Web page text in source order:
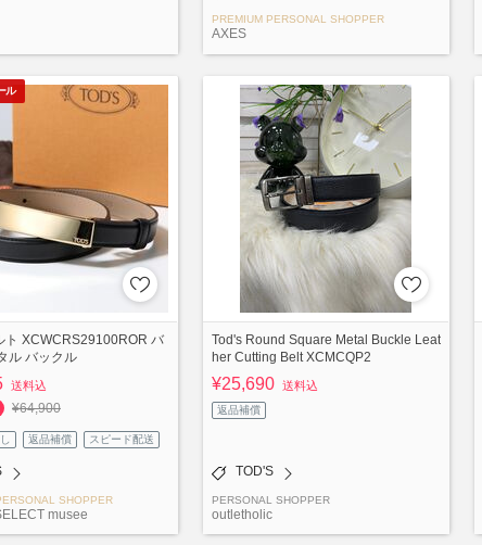
PREMIUM PERSONAL SHOPPER
AXES
ル
ト XCWCRS29100ROR バ
ル バックル
送料込
¥64,900
返品補償 スピード配送
SHOPPER
musee
Tod's Round Square Metal Buckle Leat
her Cutting Belt XCMCQP2
¥25,690 送料込
返品補償
TOD'S
PERSONAL SHOPPER
outletholic